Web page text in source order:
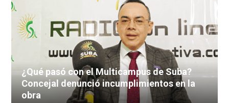
¿Qué pasó con el Multicampus de Suba?
Concejal denunció incumplimientos en la
obra